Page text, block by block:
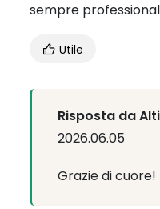
sempre
Utile
Risposta da
2026.06.05
Grazie di cuore!